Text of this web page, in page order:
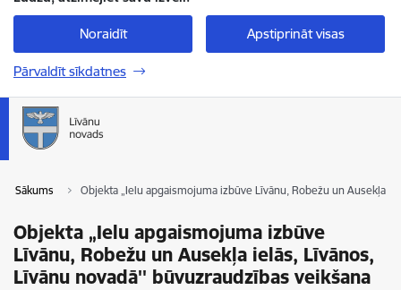
Noraidīt Apstiprināt visas
Pārvaldīt sīkdatnes
Sākums Objekta „Ielu apgaismojuma izbūve Līvānu, Robežu un Ausekļa
Objekta „Ielu apgaismojuma izbūve
Līvānu, Robežu un Ausekļa ielās, Līvānos,
Līvānu novadā'' būvuzraudzības veikšana